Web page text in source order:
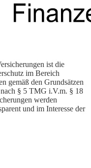
ist die
im Bereich
gemäß den Grundsätzen
§ 5 TMG i.V.m. § 18
werden
und im Interesse der